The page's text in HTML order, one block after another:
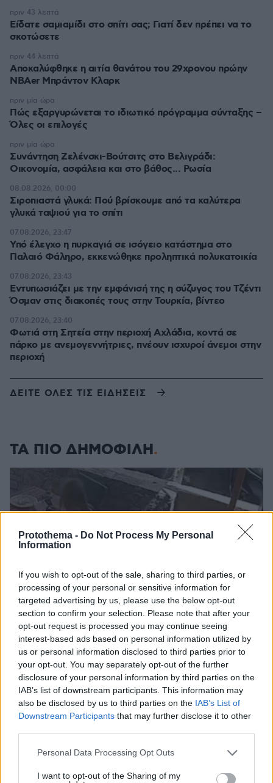
Protothema - Do Not Process My Personal
Information
If you wish to opt-out of the sale, sharing to third parties, or
processing of your personal or sensitive information for
targeted advertising by us, please use the below opt-out
section to confirm your selection. Please note that after your
opt-out request is processed you may continue seeing
interest-based ads based on personal information utilized by
us or personal information disclosed to third parties prior to
your opt-out. You may separately opt-out of the further
disclosure of your personal information by third parties on the
IAB’s list of downstream participants. This information may
also be disclosed by us to third parties on the IAB’s List of
Downstream Participants that may further disclose it to other
Please note that this website/app uses one or more Google
not limited to your visit or usage behaviour. You may click to
Personal Data Processing Opt Outs
I want to opt-out of the Sharing of my
Είδατε σαμιαμίδι στο σπίτι σας; Γιατί δεν πρέπει να το
σκοτώσετε
πριν 43 λεπτά
Αποκαλύφθηκε η αιτία θανάτου του 29χρονου πρώην
NBAer Μπράντον Κλαρκ
πριν 44 λεπτά
Πώς εξαργυρώνεται το ιδιωτικό πρόγραμμα σύνταξης –
Όλες οι επιλογές
πριν μία ώρα
Συνάντηση Ζελένσκι-Βούτσιτς στο Βελιγράδι:
Οικονομία, ασφάλεια και στο βάθος... Ρωσία
πριν μία ώρα
Σιροπιαστά γλυκά: Πού βρίσκουμε από τα καλύτερα
γλυκά ταψιού για το σπίτι
08.08.2026, 00:00
Υπό έλεγχο η πυρκαγιά σε ισόγειο κατάστημα στο
Παλαιό Φάληρο, εκκενώθηκε προληπτικά πολυκατοικία
07.08.2026, 23:47
Εντυπωσιάζει με την εμφάνισή της η σύζυγος του Τζέντι
Όσμαν στις διακοπές τους στην Τουρκία, βίντεο
07.08.2026, 23:43
Φωτιά στη Σητεία στην περιοχή Αχλάδια, κοντά σε
πάρκο με ανεμογεννήτριες, πνέουν ισχυροί άνεμοι στην
περιοχή
07.08.2026, 23:40
ΔΕΙΤΕ ΟΛΕΣ ΤΙΣ ΕΙΔΗΣΕΙΣ
ΤΑ ΠΙΟ ΔΗΜΟΦΙΛΗ
«Πόσα θέλεις για το κορίτσι;»: Τουρίστας στην
Κρήτη ζητά... τιμή για να ασελγήσει σε ανήλικη, τι
καταγγέλλει ο ιδιοκτήτης επιχείρησης
07.08.2026, 18:22